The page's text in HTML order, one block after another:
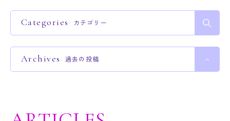
Categories カテゴリー
Archives 過去の投稿